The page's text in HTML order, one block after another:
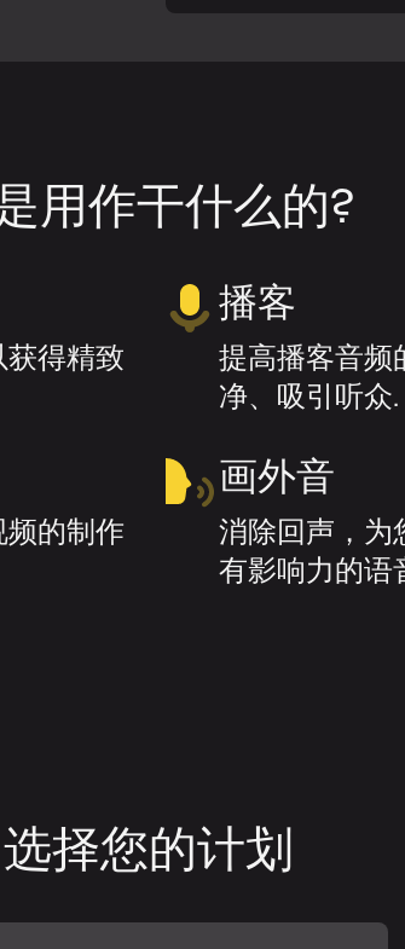
用作干什么的?
得精致
播客
提高播客音频
净、吸引听众.
的制作
画外音
消除回声，为
有影响力的语
选择您的计划